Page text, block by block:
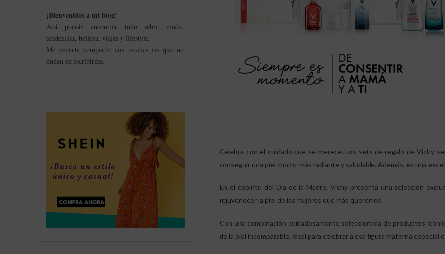
Celebra con el cuidado que se merece. Los sets de regalo de Vichy
conseguir una piel mucho más radiante y saludable. Además, es una
En el espíritu del Día de la Madre, Vichy presenta una selección
rejuvenecer la piel de las mujeres que más queremos.
Con una combinación cuidadosamente seleccionada de productos
de la piel incomparable, ideal para celebrar a esa figura materna especial
¡Bienvenidos a mi blog!
Acá podrán encontrar todo sobre moda,
tendencias, belleza, viajes y lifestyle.
Me encanta compartir con ustedes así que no
duden en escribirme.